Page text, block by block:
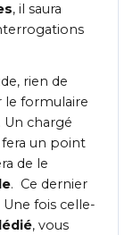
, il saura
rien de
le formulaire
. Un chargé
fera un point
de le
. Ce dernier
fois celle-
, vous